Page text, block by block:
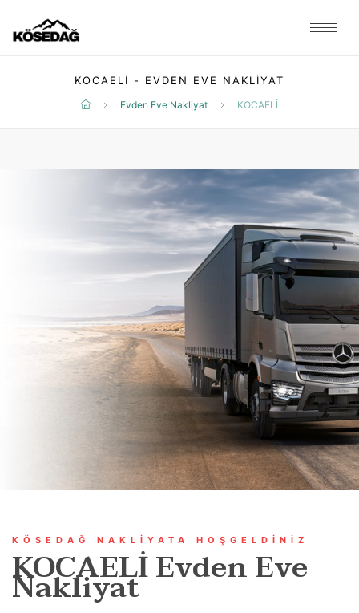
KOCAELİ - EVDEN EVE NAKLIYAT
Evden Eve Nakliyat KOCAELİ
KÖSEDAĞ NAKLIYATA HOŞGELDINIZ
KOCAELİ Evden Eve
Nakliyat